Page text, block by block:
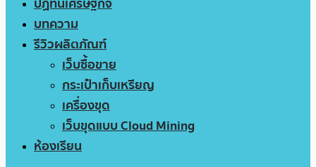
บทความ
รีวิวผลิตภัณฑ์
เว็บซื้อขาย
กระเป๋าเก็บเหรียญ
เครื่องขุด
เว็บขุดแบบ Cloud Mining
ห้องเรียน